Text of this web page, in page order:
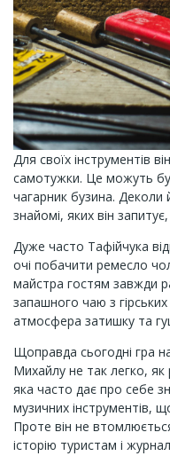
Для своїх інструментів
самотужки. Це можуть
чагарник бузина.
знайомі, яких він
Дуже часто Тафійчука
очі побачити ремесло
майстра гостям завжди
запашного чаю з
атмосфера затишку та
Щоправда сьогодні гра
Михайлу не так легко,
яка часто дає про себе
музичних інструментів,
Проте він не
історію туристам і